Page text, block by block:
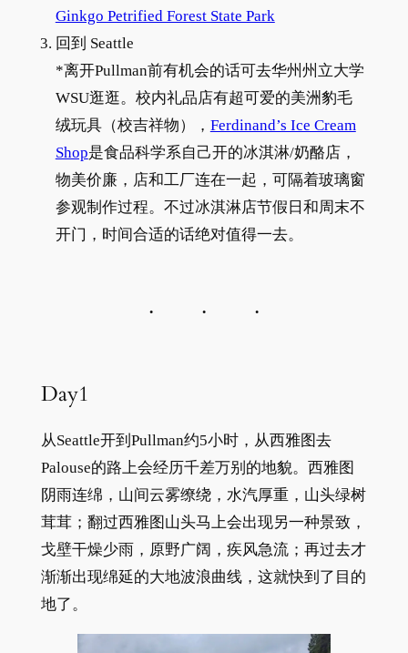
Ginkgo Petrified Forest State Park
回到 Seattle
*离开Pullman前有机会的话可去华州州立大学
WSU逛逛。校内礼品店有超可爱的美洲豹毛
绒玩具（校吉祥物）， Ferdinand’s Ice Cream
Shop是食品科学系自己开的冰淇淋/奶酪店，
物美价廉，店和工厂连在一起，可隔着玻璃窗
参观制作过程。不过冰淇淋店节假日和周末不
开门，时间合适的话绝对值得一去。
Day1
从Seattle开到Pullman约5小时，从西雅图去
Palouse的路上会经历千差万别的地貌。西雅图
阴雨连绵，山间云雾缭绕，水汽厚重，山头绿树
茸茸；翻过西雅图山头马上会出现另一种景致，
戈壁干燥少雨，原野广阔，疾风急流；再过去才
渐渐出现绵延的大地波浪曲线，这就快到了目的
地了。